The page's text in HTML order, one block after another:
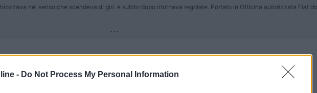
- Do Not Process My Personal Information
nel senso che scendeva di giri e subito dopo ritornava regolare. Portato in Officina autorizzata Fiat
...
avevo il minimo non regolare.
piccole accelerate, non so se è lo stesso difetto.
regolarità è diventato perfetto.